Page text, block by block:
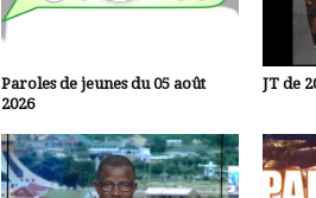
Paroles de jeunes du 05 août
2026
JT de